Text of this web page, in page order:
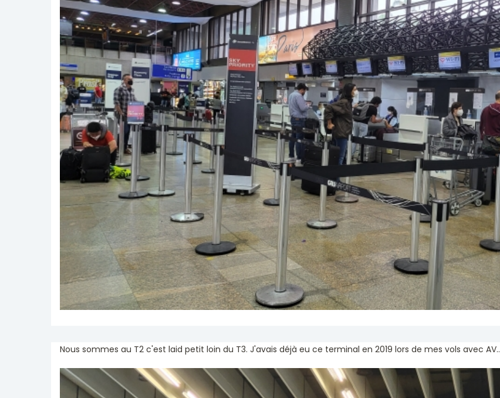
Nous sommes au T2 c'est laid petit loin du T3. J'avais déjà eu ce terminal en 2019 lors de mes vols avec AV..